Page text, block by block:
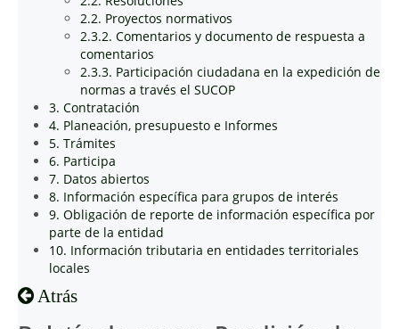
2.2. Proyectos normativos
2.3.2. Comentarios y documento de respuesta a
comentarios
2.3.3. Participación ciudadana en la expedición de
normas a través el SUCOP
3. Contratación
4. Planeación, presupuesto e Informes
5. Trámites
6. Participa
7. Datos abiertos
8. Información específica para grupos de interés
9. Obligación de reporte de información específica por
parte de la entidad
10. Información tributaria en entidades territoriales
locales
Atrás